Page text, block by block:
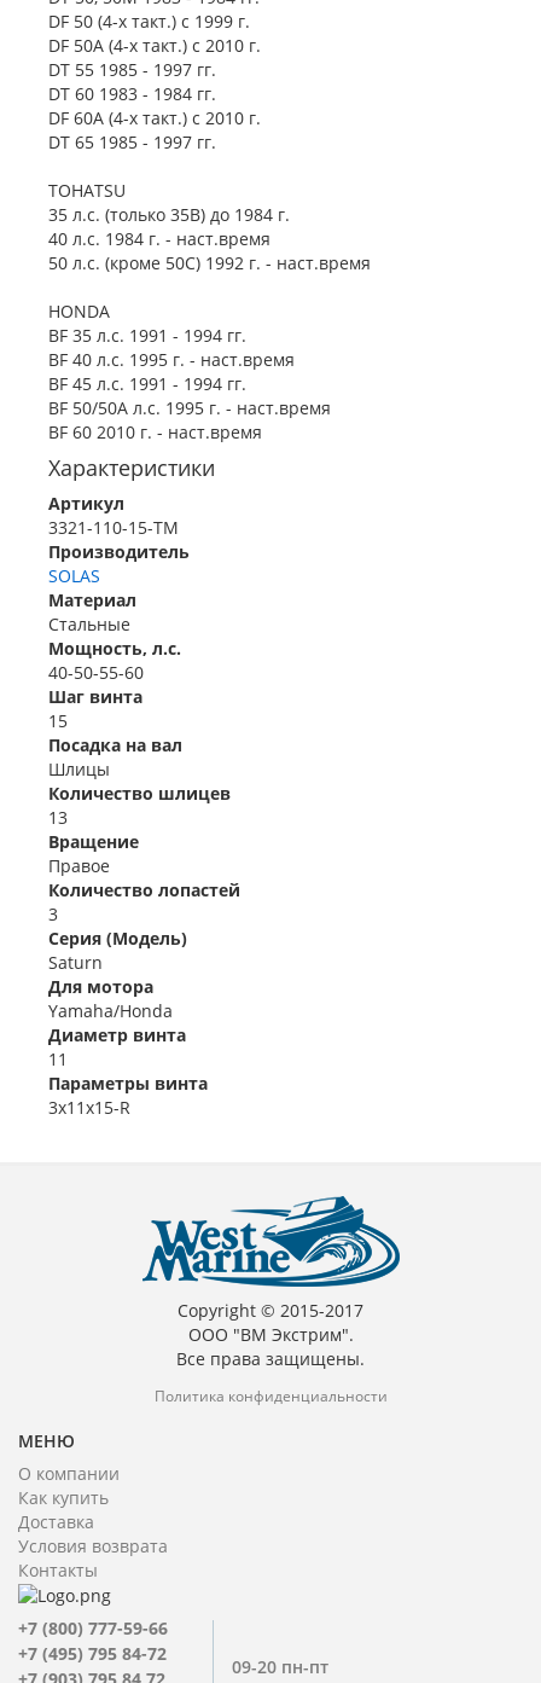
DF 50 (4-х такт.) с 1999 г.
DF 50A (4-х такт.) с 2010 г.
DT 55 1985 - 1997 гг.
DT 60 1983 - 1984 гг.
DF 60A (4-х такт.) с 2010 г.
DT 65 1985 - 1997 гг.
TOHATSU
35 л.с. (только 35B) до 1984 г.
40 л.с. 1984 г. - наст.время
50 л.с. (кроме 50C) 1992 г. - наст.время
HONDA
BF 35 л.с. 1991 - 1994 гг.
BF 40 л.с. 1995 г. - наст.время
BF 45 л.с. 1991 - 1994 гг.
BF 50/50A л.с. 1995 г. - наст.время
BF 60 2010 г. - наст.время
Характеристики
Артикул
3321-110-15-TM
Производитель
SOLAS
Материал
Стальные
Мощность, л.с.
40-50-55-60
Шаг винта
15
Посадка на вал
Шлицы
Количество шлицев
13
Вращение
Правое
Количество лопастей
3
Серия (Модель)
Saturn
Для мотора
Yamaha/Honda
Диаметр винта
11
Параметры винта
3x11x15-R
Copyright © 2015-2017
ООО "ВМ Экстрим".
Все права защищены.
Политика конфиденциальности
МЕНЮ
О компании
Как купить
Доставка
Условия возврата
Контакты
+7 (800) 777-59-66
+7 (495) 795 84-72
09-20 пн-пт